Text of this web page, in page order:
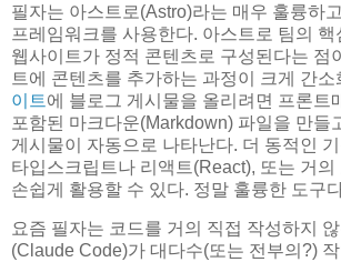
필자는 아스트로(Astro)라는 매우 훌륭하
프레임워크를 사용한다. 아스트로 팀의
웹사이트가 정적 콘텐츠로 구성된다는 점
트에 콘텐츠를 추가하는 과정이 크게 간소
이트에 블로그 게시물을 올리려면 프론트
포함된 마크다운(Markdown) 파일을 만들
게시물이 자동으로 나타난다. 더 동적인
타입스크립트나 리액트(React), 또는 거
손쉽게 활용할 수 있다. 정말 훌륭한 도구
요즘 필자는 코드를 거의 직접 작성하지
(Claude Code)가 대다수(또는 전부의?)